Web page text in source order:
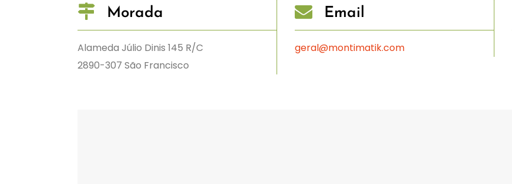
Morada
Alameda Júlio Dinis 145 R/C
2890-307 São Francisco
Email
geral@montimatik.com